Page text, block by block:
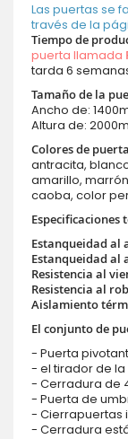
Las puertas se
través de la
Tiempo de
puerta llamada
tarda 6
Tamaño de la
Ancho de:
Altura de:
Colores de
antracita,
amarillo,
caoba, color
Especificaciones
Estanqueidad al
Estanqueidad al
Resistencia al
Resistencia al
Aislamiento
El conjunto de
- Puerta
- el tirador de la
- Cerradura de
- Puerta de
- Cierrapuertas
- Cerradura